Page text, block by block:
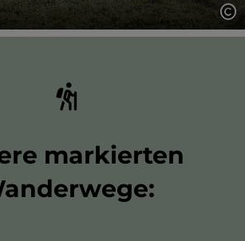
markierten